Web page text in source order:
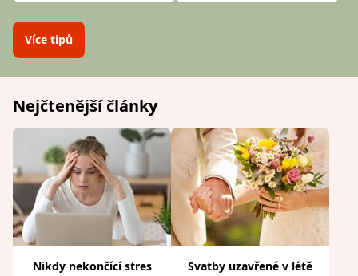
Více tipů
Nejčtenější články
Nikdy nekončící stres
Svatby uzavřené v létě